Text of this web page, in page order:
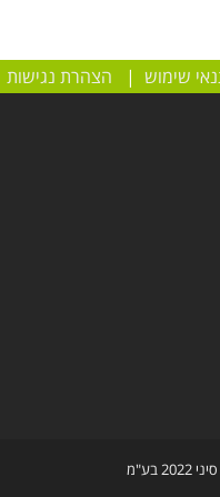
שימוש | הצהרת נגישות
בע"מ